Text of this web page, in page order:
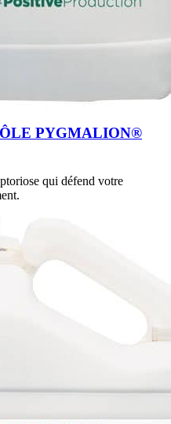
PYGMALION®
qui défend votre